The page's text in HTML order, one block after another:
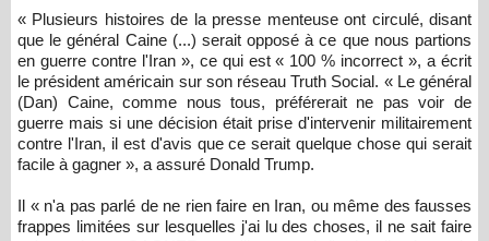
« Plusieurs histoires de la presse menteuse ont circulé, disant
que le général Caine (...) serait opposé à ce que nous partions
en guerre contre l'Iran », ce qui est « 100 % incorrect », a écrit
le président américain sur son réseau Truth Social. « Le général
(Dan) Caine, comme nous tous, préférerait ne pas voir de
guerre mais si une décision était prise d'intervenir militairement
contre l'Iran, il est d'avis que ce serait quelque chose qui serait
facile à gagner », a assuré Donald Trump.
Il « n'a pas parlé de ne rien faire en Iran, ou même des fausses
frappes limitées sur lesquelles j'ai lu des choses, il ne sait faire